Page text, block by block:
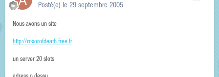
Posté(e) le 29 septembre 2005
Nous avons un site
http://roxorofdeath.free.fr
un server 20 slots